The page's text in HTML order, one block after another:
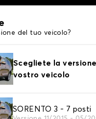
del tuo veicolo?
Scegliete la versione
vostro veicolo
SORENTO 3 - 7 posti
protezione